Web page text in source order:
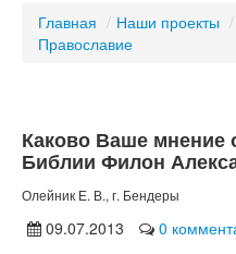
Объявления
Вопросы-ответы
О нас
Главная / Наши проекты /
Православие
Каково Ваше мнение
Библии Филон
Олейник Е. В., г. Бендеры
09.07.2013 0